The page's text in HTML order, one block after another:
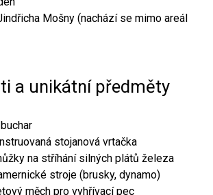
Mošny (nachází se mimo areál
a unikátní předměty
stojanová vrtačka
na stříhání silných plátů železa
stroje (brusky, dynamo)
měch pro vyhřívací pec